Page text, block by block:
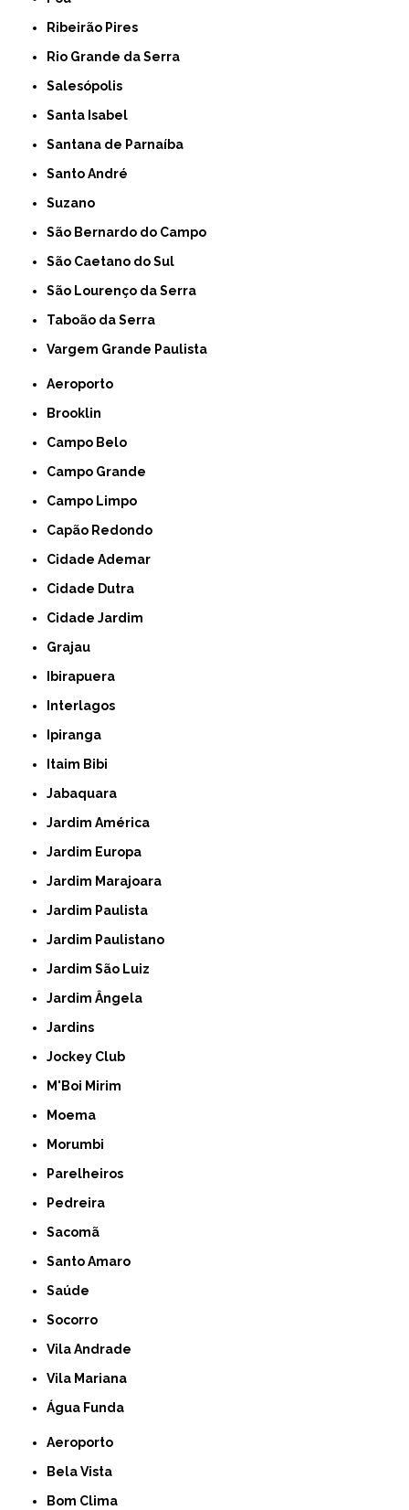
Ribeirão Pires
Rio Grande da Serra
Salesópolis
Santa Isabel
Santana de Parnaíba
Santo André
Suzano
São Bernardo do Campo
São Caetano do Sul
São Lourenço da Serra
Taboão da Serra
Vargem Grande Paulista
Aeroporto
Brooklin
Campo Belo
Campo Grande
Campo Limpo
Capão Redondo
Cidade Ademar
Cidade Dutra
Cidade Jardim
Grajau
Ibirapuera
Interlagos
Ipiranga
Itaim Bibi
Jabaquara
Jardim América
Jardim Europa
Jardim Marajoara
Jardim Paulista
Jardim Paulistano
Jardim São Luiz
Jardim Ângela
Jardins
Jockey Club
M'Boi Mirim
Moema
Morumbi
Parelheiros
Pedreira
Sacomã
Santo Amaro
Saúde
Socorro
Vila Andrade
Vila Mariana
Água Funda
Aeroporto
Bela Vista
Bom Clima